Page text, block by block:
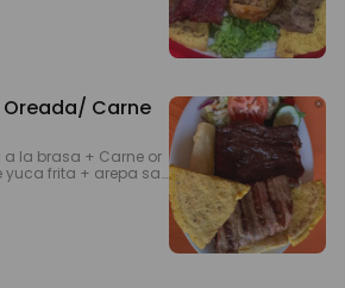
la brasa + Carne or
frita + arepa sa